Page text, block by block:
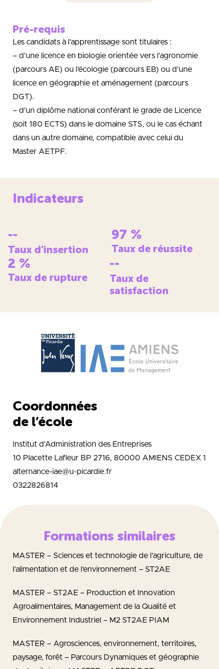
Pré-requis
Les candidats à l’apprentissage sont titulaires :
– d’une licence en biologie orientée vers l’agronomie
(parcours AE) ou l’écologie (parcours EB) ou d’une
licence en géographie et aménagement (parcours
DGT).
– d’un diplôme national conférant le grade de Licence
(soit 180 ECTS) dans le domaine STS, ou le cas échant
dans un autre domaine, compatible avec celui du
Master AETPF.
Indicateurs
--
Taux d'insertion
97 %
Taux de réussite
2 %
Taux de rupture
--
Taux de
satisfaction
Coordonnées
de l’école
Institut d'Administration des Entreprises
10 Placette Lafleur BP 2716, 80000 AMIENS CEDEX 1
alternance-iae@u-picardie.fr
0322826814
Formations similaires
MASTER – Sciences et technologie de l’agriculture, de
l’alimentation et de l’environnement – ST2AE
MASTER – ST2AE – Production et Innovation
Agroalimentaires, Management de la Qualité et
Environnement Industriel – M2 ST2AE PIAM
MASTER – Agrosciences, environnement, territoires,
paysage, forêt – Parcours Dynamiques et géographie